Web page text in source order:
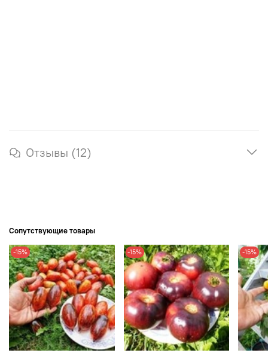
Отзывы (12)
Сопутствующие товары
-15% -15% -15%